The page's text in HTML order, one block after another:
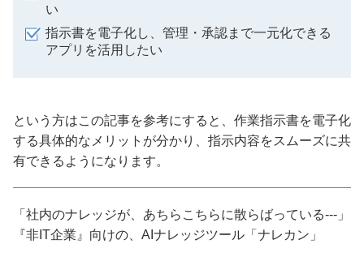
い
指示書を電子化し、管理・承認まで一元化できる
アプリを活用したい
という方はこの記事を参考にすると、作業指示書を電子化
する具体的なメリットが分かり、指示内容をスムーズに共
有できるようになります。
「社内のナレッジが、あちらこちらに散らばっている---」
『非IT企業』向けの、AIナレッジツール「ナレカン」